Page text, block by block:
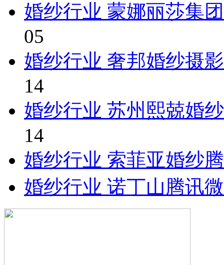
婚纱行业 蒙娜丽莎集
05
婚纱行业 奢邦婚纱摄
14
婚纱行业 苏州熙兢婚
14
婚纱行业 索菲亚婚纱
婚纱行业 诺丁山腾讯